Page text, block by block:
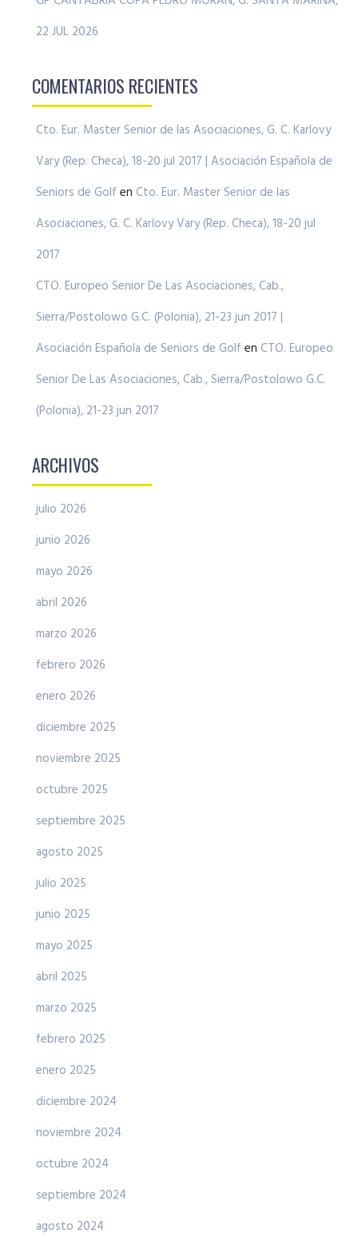
22 JUL 2026
COMENTARIOS RECIENTES
Cto. Eur. Master Senior de las Asociaciones, G. C. Karlovy
Vary (Rep. Checa), 18-20 jul 2017 | Asociación Española de
Seniors de Golf en Cto. Eur. Master Senior de las
Asociaciones, G. C. Karlovy Vary (Rep. Checa), 18-20 jul
2017
CTO. Europeo Senior De Las Asociaciones, Cab.,
Sierra/Postolowo G.C. (Polonia), 21-23 jun 2017 |
Asociación Española de Seniors de Golf en CTO. Europeo
Senior De Las Asociaciones, Cab., Sierra/Postolowo G.C.
(Polonia), 21-23 jun 2017
ARCHIVOS
julio 2026
junio 2026
mayo 2026
abril 2026
marzo 2026
febrero 2026
enero 2026
diciembre 2025
noviembre 2025
octubre 2025
septiembre 2025
agosto 2025
julio 2025
junio 2025
mayo 2025
abril 2025
marzo 2025
febrero 2025
enero 2025
diciembre 2024
noviembre 2024
octubre 2024
septiembre 2024
agosto 2024